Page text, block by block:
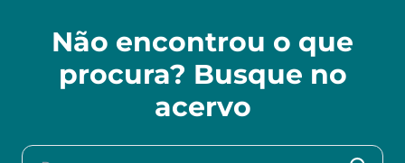
Não encontrou o que
procura? Busque no
acervo
Procurar no acervo